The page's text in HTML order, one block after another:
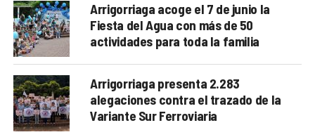
Arrigorriaga acoge el 7 de junio la
Fiesta del Agua con más de 50
actividades para toda la familia
Arrigorriaga presenta 2.283
alegaciones contra el trazado de la
Variante Sur Ferroviaria